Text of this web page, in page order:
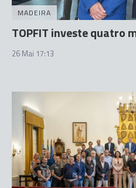
MADEIRA
TOPFIT investe quatro
26 Mai 17:13